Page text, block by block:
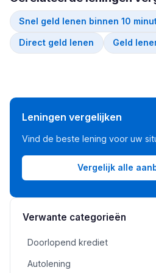
Snel geld lenen binnen 10
Direct geld lenen Geld
Leningen vergelijken
Vind de beste lening voor uw
Vergelijk alle
Verwante categorieën
Doorlopend krediet
Autolening